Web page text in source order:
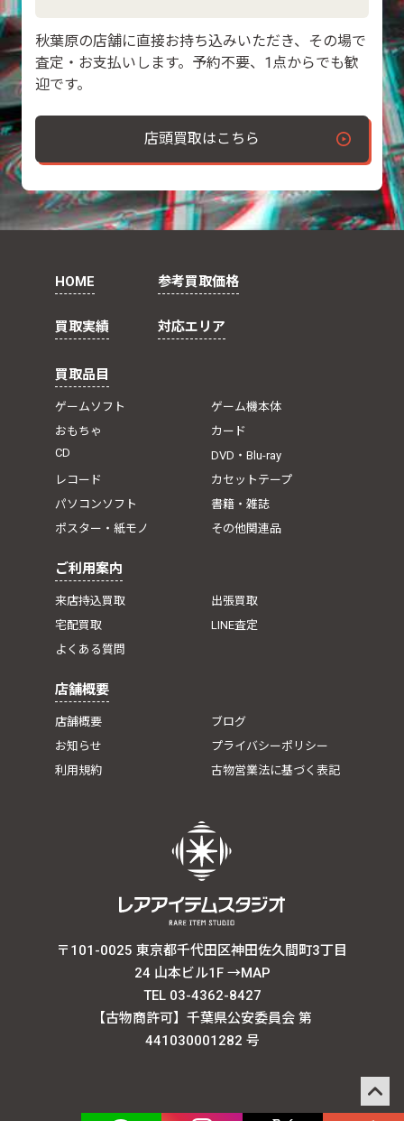
秋葉原の店舗に直接お持ち込みいただき、その場で
査定・お支払いします。予約不要、1点からでも歓
迎です。
店頭買取はこちら
HOME 参考買取価格
買取実績 対応エリア
買取品目
ゲームソフト
ゲーム機本体
おもちゃ
カード
CD
DVD・Blu-ray
レコード
カセットテープ
パソコンソフト
書籍・雑誌
ポスター・紙モノ
その他関連品
ご利用案内
来店持込買取
出張買取
宅配買取
LINE査定
よくある質問
店舗概要
店舗概要
ブログ
お知らせ
プライバシーポリシー
利用規約
古物営業法に基づく表記
〒101-0025 東京都千代田区神田佐久間町3丁目
24 山本ビル1F →MAP
TEL 03-4362-8427
【古物商許可】千葉県公安委員会 第
441030001282 号